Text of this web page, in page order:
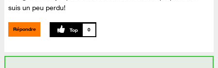
suis un peu perdu!
Répondre 0